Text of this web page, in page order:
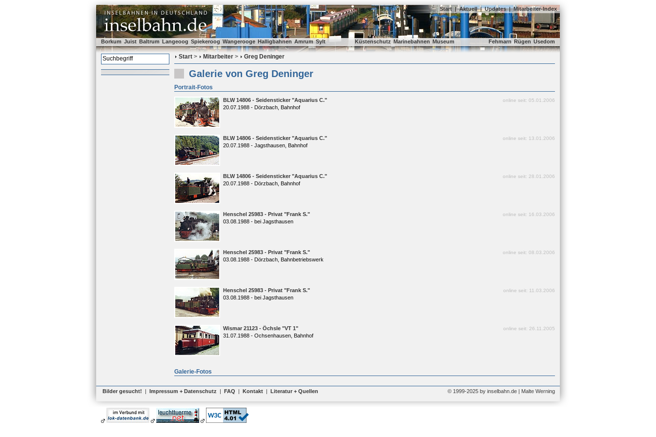
Start | Aktuell | Updates | Mitarbeiter-Index
Borkum Juist Baltrum Langeoog Spiekeroog Wangerooge Halligbahnen Amrum Sylt Küstenschutz Marinebahnen Museum Fehmarn Rügen Usedom
Start > Mitarbeiter > Greg Deninger
Galerie von Greg Deninger
Portrait-Fotos
BLW 14806 - Seidensticker "Aquarius C." online seit: 05.01.2006
20.07.1988 - Dörzbach, Bahnhof
BLW 14806 - Seidensticker "Aquarius C." online seit: 13.01.2006
20.07.1988 - Jagsthausen, Bahnhof
BLW 14806 - Seidensticker "Aquarius C." online seit: 28.01.2006
20.07.1988 - Dörzbach, Bahnhof
Henschel 25983 - Privat "Frank S." online seit: 16.03.2006
03.08.1988 - bei Jagsthausen
Henschel 25983 - Privat "Frank S." online seit: 08.03.2006
03.08.1988 - Dörzbach, Bahnbetriebswerk
Henschel 25983 - Privat "Frank S." online seit: 11.03.2006
03.08.1988 - bei Jagsthausen
Wismar 21123 - Öchsle "VT 1" online seit: 26.11.2005
31.07.1988 - Ochsenhausen, Bahnhof
Galerie-Fotos
Bilder gesucht! | Impressum + Datenschutz | FAQ | Kontakt | Literatur + Quellen © 1999-2025 by inselbahn.de | Malte Werning